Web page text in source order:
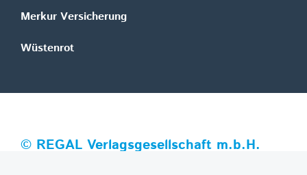
Merkur Versicherung
Wüstenrot
© REGAL Verlagsgesellschaft m.b.H.